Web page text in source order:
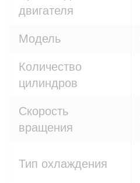
двигателя
Модель
Количество
цилиндров
Скорость
вращения
Тип охлаждения